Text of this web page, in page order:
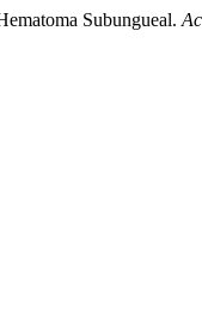
Subungueal.